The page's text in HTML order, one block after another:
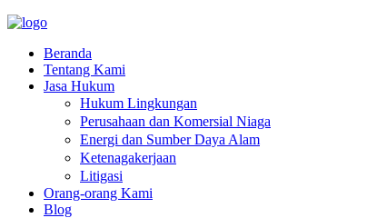
Beranda
Tentang Kami
Jasa Hukum
Hukum Lingkungan
Perusahaan dan Komersial Niaga
Energi dan Sumber Daya Alam
Ketenagakerjaan
Litigasi
Orang-orang Kami
Blog